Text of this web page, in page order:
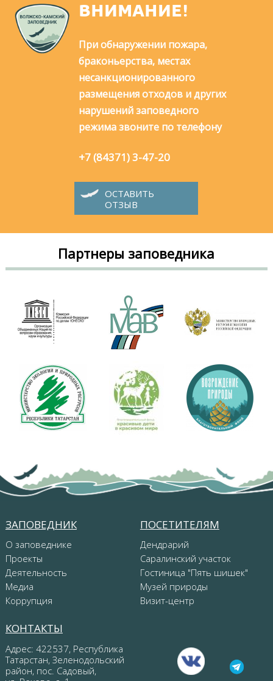
ВНИМАНИЕ!
При обнаружении пожара,
браконьерства, местах
несанкционированного
размещения отходов и других
нарушений заповедного
режима звоните по телефону
+7 (84371) 3-47-20
ОСТАВИТЬ
ОТЗЫВ
Партнеры заповедника
ЗАПОВЕДНИК
О заповеднике
Проекты
Деятельность
Медиа
Коррупция
ПОСЕТИТЕЛЯМ
Дендрарий
Саралинский участок
Гостиница "Пять шишек"
Музей природы
Визит-центр
КОНТАКТЫ
Адрес: 422537, Республика
Татарстан, Зеленодольский
район, пос. Садовый,